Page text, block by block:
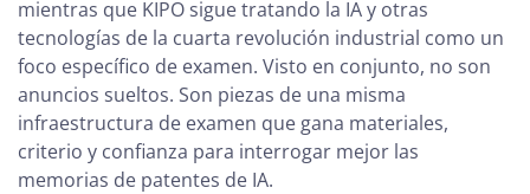
mientras que KIPO sigue tratando la IA y otras
tecnologías de la cuarta revolución industrial como un
foco específico de examen. Visto en conjunto, no son
anuncios sueltos. Son piezas de una misma
infraestructura de examen que gana materiales,
criterio y confianza para interrogar mejor las
memorias de patentes de IA.